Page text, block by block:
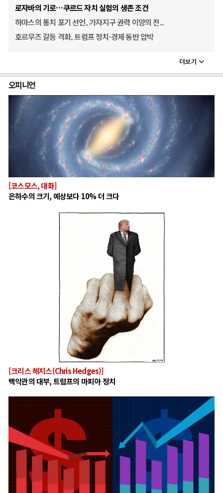
로자바의 기로…쿠르드 자치 실험의 생존 조건
하마스의 통치 포기 선언, 가자지구 권력 이양의 전..
호르무즈 갈등 격화, 트럼프 정치·경제 동반 압박
오피니언
[코스모스, 대화]
은하수의 크기, 예상보다 10% 더 크다
[크리스 헤지스(Chris Hedges)]
백악관의 대부, 트럼프의 마피아 정치